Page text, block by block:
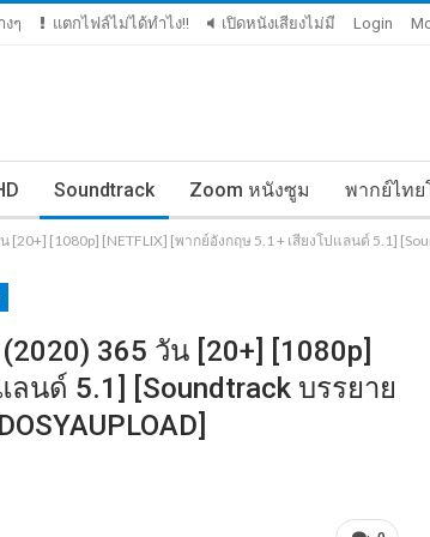
ๆ แตกไฟล์ไม่ได้ทำไง!! เปิดหนังเสียงไม่มี Login
Soundtrack Zoom หนังซูม พากย์ไทย
[20+] [1080p] [NETFLIX] [พากย์อังกฤษ 5.1 + เสียงโปแลนด์ 5.1]
365 วัน [20+] [1080p]
ลนด์ 5.1] [Soundtrack บรรยาย